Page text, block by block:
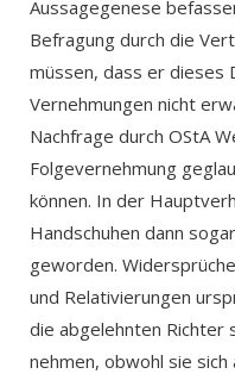
Aussagegenese
Befragung durch die
müssen, dass er dieses
Vernehmungen nicht
Nachfrage durch OStA
Folgevernehmung
können. In der
Handschuhen dann
geworden.
und Relativierungen
die abgelehnten Richter
nehmen, obwohl sie